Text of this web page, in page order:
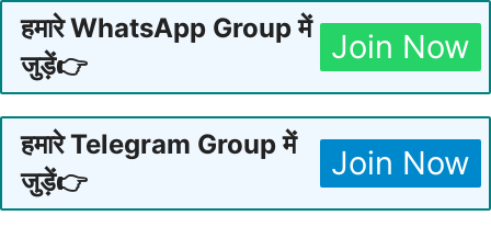
हमारे WhatsApp Group में
जुड़ें👉
Join Now
हमारे Telegram Group में
जुड़ें👉
Join Now